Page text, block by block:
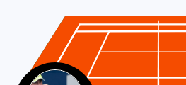
USA